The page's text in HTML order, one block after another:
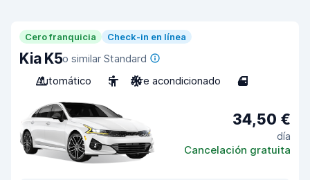
Cero franquicia Check-in en línea
Kia K5o similar Standard
Automático
5 Aire acondicionado 4
34,50 €
día
Cancelación gratuita